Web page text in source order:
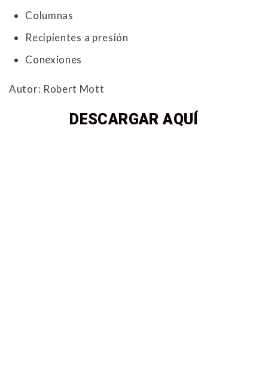
Columnas
Recipientes a presión
Conexiones
Autor: Robert Mott
DESCARGAR AQUÍ